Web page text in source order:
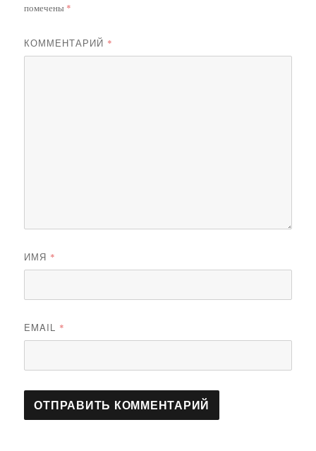
помечены *
КОММЕНТАРИЙ *
ИМЯ *
EMAIL *